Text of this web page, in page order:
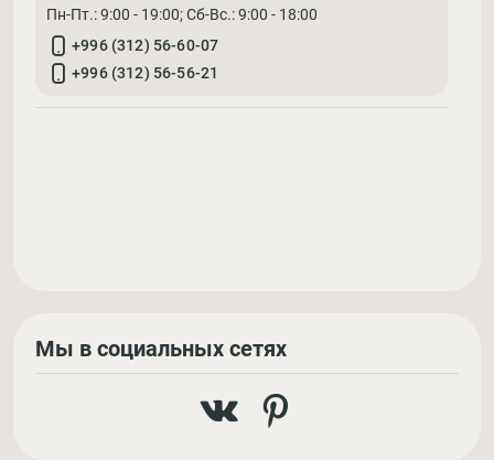
Пн-Пт.: 9:00 - 19:00; Cб-Вс.: 9:00 - 18:00
+996 (312) 56-60-07
+996 (312) 56-56-21
Мы в социальных сетях